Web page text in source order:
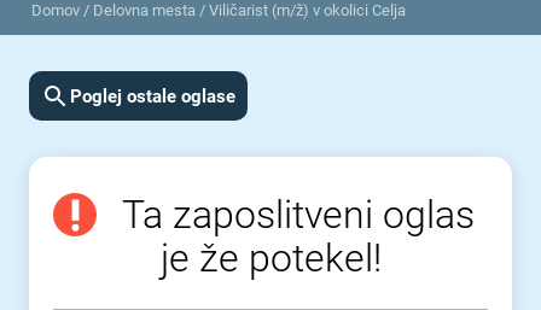
Domov / Delovna mesta / Viličarist (m/ž) v okolici Celja
Poglej ostale oglase
Ta zaposlitveni oglas
je že potekel!